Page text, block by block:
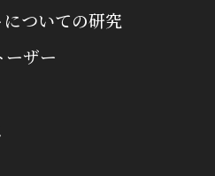
ついての研究
ザー